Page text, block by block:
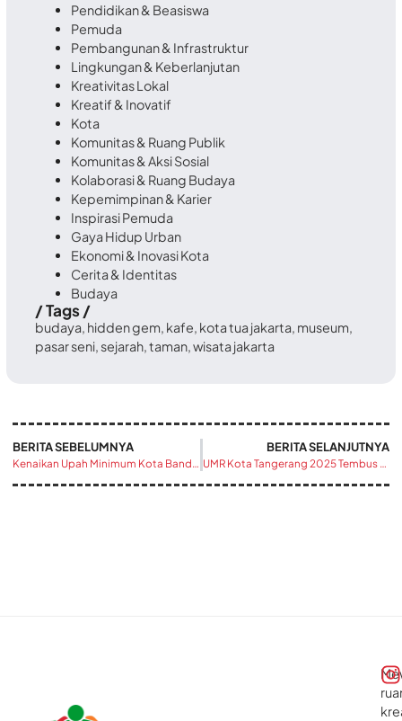
Pendidikan & Beasiswa
Pemuda
Pembangunan & Infrastruktur
Lingkungan & Keberlanjutan
Kreativitas Lokal
Kreatif & Inovatif
Kota
Komunitas & Ruang Publik
Komunitas & Aksi Sosial
Kolaborasi & Ruang Budaya
Kepemimpinan & Karier
Inspirasi Pemuda
Gaya Hidup Urban
Ekonomi & Inovasi Kota
Cerita & Identitas
Budaya
/ Tags /
budaya, hidden gem, kafe, kota tua jakarta, museum,
pasar seni,sejarah,taman,wisata jakarta
BERITA SEBELUMNYA
Kenaikan Upah Minimum Kota Bandung 2025 Tembus Rp4,48 Juta
BERITA SELANJUTNYA
UMR Kota Tangerang 2025 Tembus 5 Jutaan, Gaji Naik Drastis!